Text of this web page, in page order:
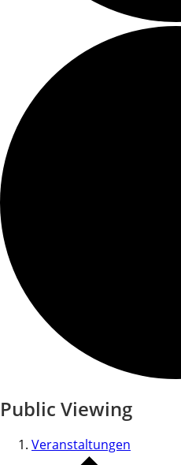
Public Viewing
Veranstaltungen